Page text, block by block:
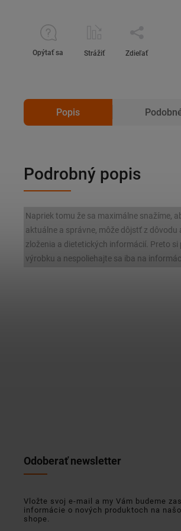
Opýtať sa Strážiť Zdieľať
Popis
Podrobný popis
Napriek tomu že sa maximálne snažíme,
aktuálne a správne, môže dôjstť z dôvodu
zloženia a dietetických informácií. Preto
výrobku a nespoliehajte sa iba na
Odoberať newsletter
Vložte svoj e-mail a my Vám budeme
informácie o nových produktoch na
shope.